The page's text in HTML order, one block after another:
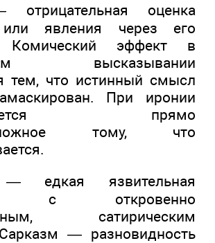
отрицательная оценка
явления через его
Комический эффект в
высказывании
тем, что истинный смысл
При иронии
прямо
тому, что
—едкая язвительная
с откровенно
сатирическим
— разновидность